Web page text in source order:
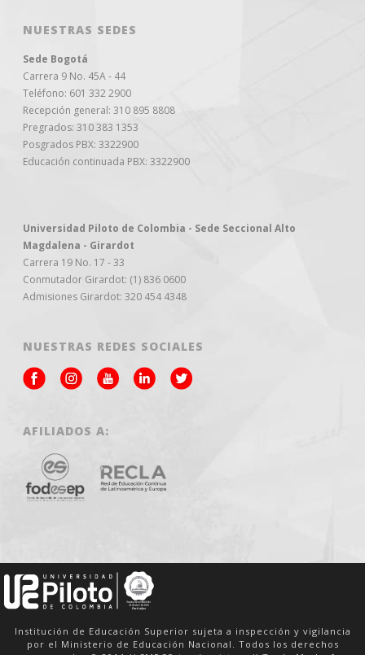
NUESTRAS SEDES
Sede Bogotá
Carrera 9 No. 45A - 44
Teléfono: 601 332 2900
Recepción general: 310 895 8808
Pregrados: 310 383 1353
Posgrados PBX: 3322900
Educación continuada PBX: 3322900
Universidad Piloto de Colombia - Sede Seccional Alto
Magdalena - Girardot
Carrera 19 No. 17 - 33
Conmutador Girardot: (1) 836 0600
Admisiones Girardot: 320 454 4348
NUESTRAS REDES SOCIALES
AFILIADOS A:
Institución de Educación Superior sujeta a inspección y vigilancia
por el Ministerio de Educación Nacional. Todos los derechos